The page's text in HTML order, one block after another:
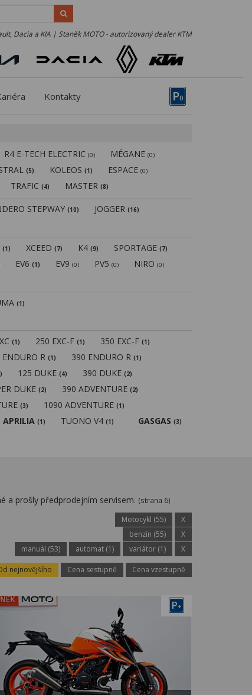
Dacia a KIA | Staněk MOTO - autorizovaný dealer KTM
P0
Kontakty
R4 E-TECH ELECTRIC(0) MÉGANE(0)
(5) KOLEOS(1) ESPACE(0)
TRAFIC(4) MASTER(8)
STEPWAY(10) JOGGER(16)
(1) XCEED(7) K4(9) SPORTAGE(7)
EV6(1) EV9(0) PV5(0) NIRO(0)
(1)
(1) 250 EXC-F(1) 350 EXC-F(1)
ENDURO R(1) 390 ENDURO R(1)
125 DUKE(4) 390 DUKE(2)
DUKE(2) 390 ADVENTURE(2)
(3) 1090 ADVENTURE(1)
APRILIA (1) TUONO V4(1) GASGAS (3)
a prošly předprodejním servisem. (strana 6)
Motocykl (55)
X
benzín (55)
X
manuál (53)
automat (1) variátor (1) X
nejnovějšího Cena sestupně Cena vzestupně
P+